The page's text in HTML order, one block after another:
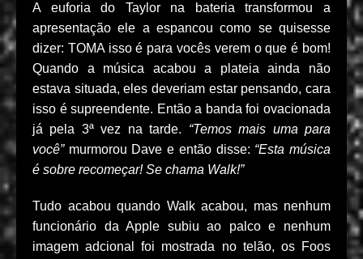
A euforia do Taylor na bateria transformou a
apresentação ele a espancou como se quisesse
dizer: TOMA isso é para vocês verem o que é bom!
Quando a música acabou a plateia ainda não
estava situada, eles deveriam estar pensando, cara
isso é supreendente. Então a banda foi ovacionada
já pela 3ª vez na tarde. “Temos mais uma para
você”murmorou Dave e então disse: “Esta música
é sobre recomeçar! Se chama Walk!”
Tudo acabou quando Walk acabou, mas nenhum
funcionário da Apple subiu ao palco e nenhum
imagem adcional foi mostrada no telão, os Foos